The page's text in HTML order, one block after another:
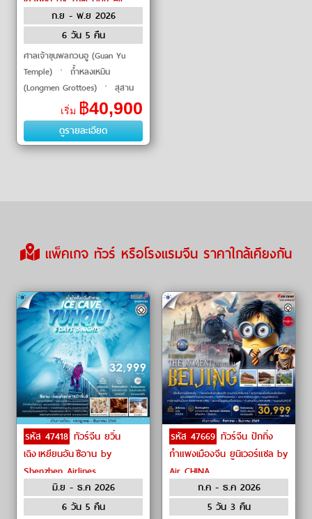
ก.ย - พ.ย 2026
6 วัน 5 คืน
ศาลเจ้าขุนพลกวนอู (Guan Yu
Temple) ㆍ ถ้ำหลงเหมิน
(Longmen Grottoes) ㆍ สุสาน
ทหารม้าจิ๋นซี (Terracotta Army)
ㆍ เจดีย์ห่านป่าใหญ่ (Giant Wild
Goose Pagoda) ㆍ ถนน�
เริ่ม ฿40,900
ดูรายละเอียด
แพ็คเกจ ทัวร์ หรือโรงแรมจีน ราคาใกล้เคียงกัน
รหัส 47418 ทัวร์จีน ยวิ่น
เฉิง เหยียนอัน ซีอาน by
Shenzhen Airlines
มิ.ย - ธ.ค 2026
6 วัน 5 คืน
รหัส 47669 ทัวร์จีน ปักกิ่ง
กำแพงเมืองจีน ยูนิเวอร์แซล by
Air CHINA
ก.ค - ธ.ค 2026
5 วัน 3 คืน